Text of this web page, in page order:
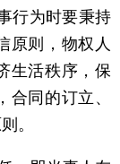
行为时要秉持
原则，物权人
生活秩序，保
同的订立、
。